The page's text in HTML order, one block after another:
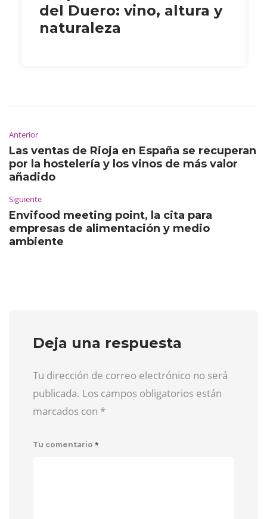
del Duero: vino, altura y
naturaleza
Anterior
Las ventas de Rioja en España se recuperan
por la hostelería y los vinos de más valor
añadido
Siguiente
Envifood meeting point, la cita para
empresas de alimentación y medio
ambiente
Deja una respuesta
Tu dirección de correo electrónico no será
publicada. Los campos obligatorios están
marcados con *
Tu comentario *